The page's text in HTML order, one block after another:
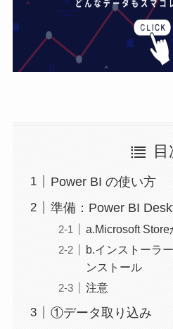
目
Power BI の使い方
準備：Power BI
a.Microsoft
b.インストーラ
ンストール
注意
①データ取り込み